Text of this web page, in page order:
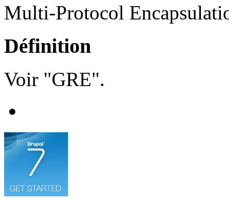
Multi-Protocol
Définition
Voir "GRE".